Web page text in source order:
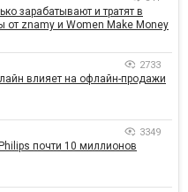
зарабатывают и тратят в
от znamy и Women Make Money
2733
влияет на офлайн-продажи
3349
почти 10 миллионов